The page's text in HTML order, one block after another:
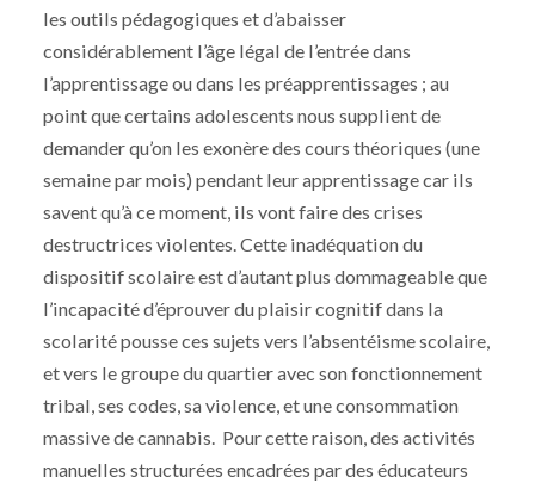
les outils pédagogiques et d’abaisser
considérablement l’âge légal de l’entrée dans
l’apprentissage ou dans les préapprentissages ; au
point que certains adolescents nous supplient de
demander qu’on les exonère des cours théoriques (une
semaine par mois) pendant leur apprentissage car ils
savent qu’à ce moment, ils vont faire des crises
destructrices violentes. Cette inadéquation du
dispositif scolaire est d’autant plus dommageable que
l’incapacité d’éprouver du plaisir cognitif dans la
scolarité pousse ces sujets vers l’absentéisme scolaire,
et vers le groupe du quartier avec son fonctionnement
tribal, ses codes, sa violence, et une consommation
massive de cannabis. Pour cette raison, des activités
manuelles structurées encadrées par des éducateurs